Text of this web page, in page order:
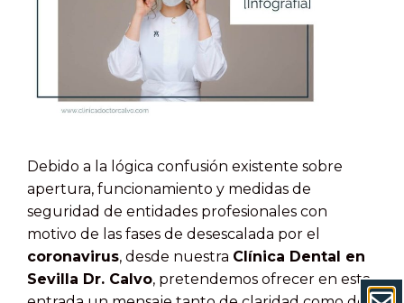
Debido a la lógica confusión existente sobre
apertura, funcionamiento y medidas de
seguridad de entidades profesionales con
motivo de las fases de desescalada por el
coronavirus, desde nuestra Clínica Dental en
Sevilla Dr. Calvo, pretendemos ofrecer en esta